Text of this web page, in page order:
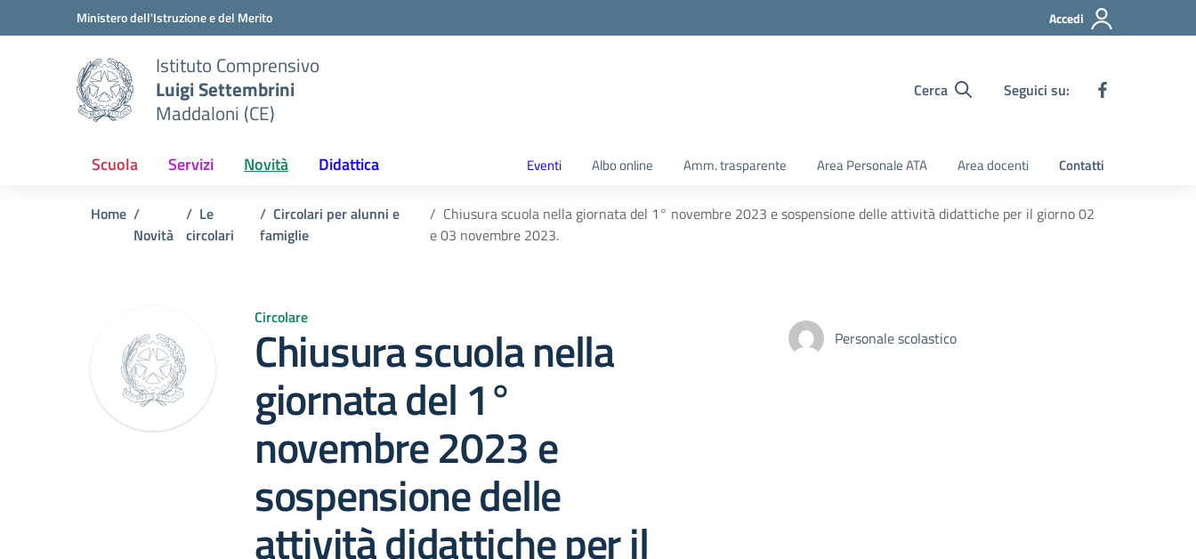
Vai ai contenuti
Vai al menu di navigazioneMinistero dell'Istruzione e del Merito Accedi
Istituto Comprensivo
Luigi Settembrini
Maddaloni (CE)
Cerca Seguici su:
Scuola Servizi Novità Didattica Eventi Albo online Amm. trasparente Area Personale ATA Area docenti Contatti
Home
Novità
Le
circolari
Circolari per alunni e
famiglie
Chiusura scuola nella giornata del 1° novembre 2023 e sospensione delle attività didattiche per il giorno 02
e 03 novembre 2023.
Circolare
Chiusura scuola nella
giornata del 1°
novembre 2023 e
sospensione delle
attività didattiche per il
Personale scolastico